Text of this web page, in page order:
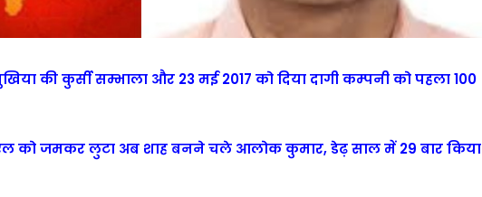
की कुर्सी सम्भाला और 23 मई 2017 को दिया दागी कम्पनी को पहला 100
को जमकर लुटा अब शाह बनने चले आलोक कुमार, डेढ़ साल में 29 बार किया